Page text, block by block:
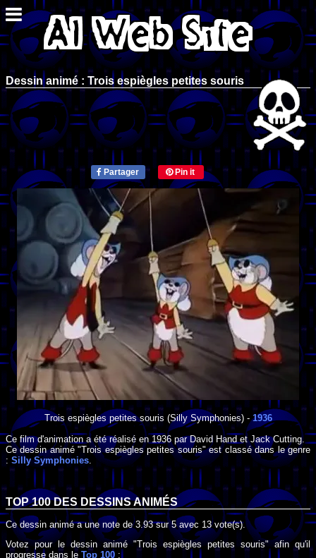
Dessin animé : Trois espiègles petites souris
Partager Pin it
Trois espiègles petites souris (Silly Symphonies) -1936
Ce film d'animation a été réalisé en 1936 parDavid Hand etJack Cutting
Ce dessin animé "Trois espiègles petites souris" est classé dans le genre
: Silly Symphonies
TOP 100 DES DESSINS ANIMÉS
Ce dessin animé a une note de3.93sur5avec 13vote(s).
Votez pour le dessin animé "Trois espiègles petites souris" afin qu'il
progresse dans le Top 100 :